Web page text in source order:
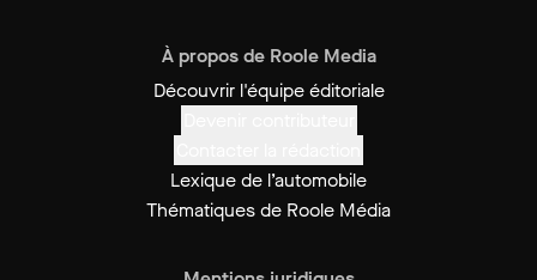
À propos de Roole Media
Découvrir l'équipe éditoriale
Lexique de l’automobile
Thématiques de Roole Média